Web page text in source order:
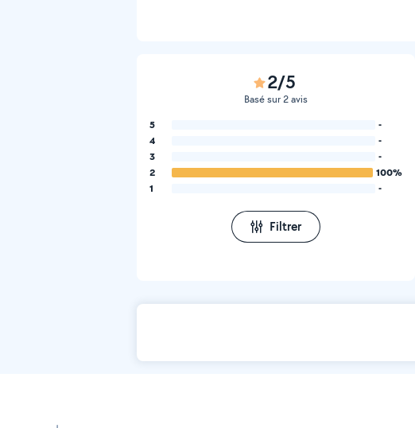
2/5
Basé sur 2 avis
5
-
4
-
3
-
2
100%
1
-
Filtrer